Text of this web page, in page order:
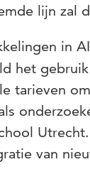
lijn zal
in
het
tarieven
van